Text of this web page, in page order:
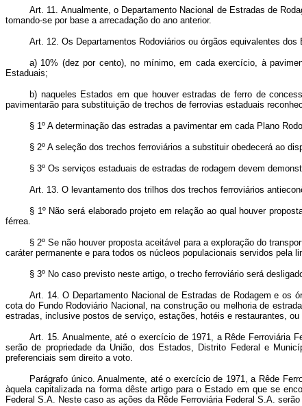
Art. 11. Anualmente, o Departamento Nacional de Estradas de
tomando-se por base a arrecadação do ano anterior.
Art. 12. Os Departamentos Rodoviários ou órgãos equivalentes
a) 10% (dez por cento), no mínimo, em cada exercício, à
Estaduais;
b) naqueles Estados em que houver estradas de ferro de
pavimentarão para substituição de trechos de ferrovias estaduais
§ 1º A determinação das estradas a pavimentar em cada Plano
§ 2º A seleção dos trechos ferroviários a substituir obedecerá ao
§ 3º Os serviços estaduais de estradas de rodagem devem
Art. 13. O levantamento dos trilhos dos trechos ferroviários
§ 1º Não será elaborado projeto em relação ao qual houver
férrea.
§ 2º Se não houver proposta aceitável para a exploração do
caráter permanente e para todos os núcleos populacionais servidos pela
§ 3º No caso previsto neste artigo, o trecho ferroviário será
Art. 14. O Departamento Nacional de Estradas de Rodagem e os
cota do Fundo Rodoviário Nacional, na construção ou melhoria de
estradas, inclusive postos de serviço, estações, hotéis e restaurantes,
Art. 15. Anualmente, até o exercício de 1971, a Rêde Ferroviária
serão de propriedade da União, dos Estados, Distrito Federal e
preferenciais sem direito a voto.
Parágrafo único. Anualmente, até o exercício de 1971, a Rêde
àquela capitalizada na forma dêste artigo para o Estado em que se
Federal S.A. Neste caso as ações da Rêde Ferroviária Federal S.A.